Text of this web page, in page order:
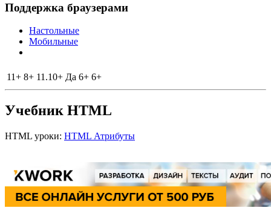
Поддержка браузерами
Настольные
Мобильные
11+ 8+ 11.10+ Да 6+ 6+
Учебник HTML
HTML уроки: HTML Атрибуты